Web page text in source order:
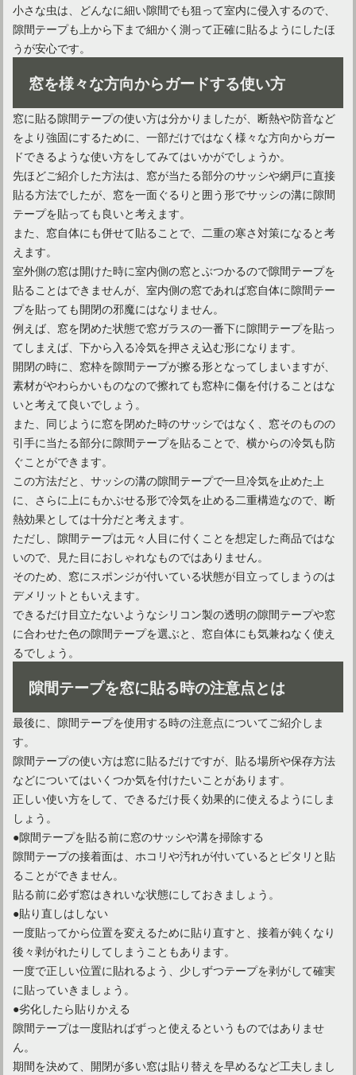
小さな虫は、どんなに細い隙間でも狙って室内に侵入するので、
隙間テープも上から下まで細かく測って正確に貼るようにしたほ
うが安心です。
窓を様々な方向からガードする使い方
窓に貼る隙間テープの使い方は分かりましたが、断熱や防音など
をより強固にするために、一部だけではなく様々な方向からガー
ドできるような使い方をしてみてはいかがでしょうか。
先ほどご紹介した方法は、窓が当たる部分のサッシや網戸に直接
貼る方法でしたが、窓を一面ぐるりと囲う形でサッシの溝に隙間
テープを貼っても良いと考えます。
また、窓自体にも併せて貼ることで、二重の寒さ対策になると考
えます。
室外側の窓は開けた時に室内側の窓とぶつかるので隙間テープを
貼ることはできませんが、室内側の窓であれば窓自体に隙間テー
プを貼っても開閉の邪魔にはなりません。
例えば、窓を閉めた状態で窓ガラスの一番下に隙間テープを貼っ
てしまえば、下から入る冷気を押さえ込む形になります。
開閉の時に、窓枠を隙間テープが擦る形となってしまいますが、
素材がやわらかいものなので擦れても窓枠に傷を付けることはな
いと考えて良いでしょう。
また、同じように窓を閉めた時のサッシではなく、窓そのものの
引手に当たる部分に隙間テープを貼ることで、横からの冷気も防
ぐことができます。
この方法だと、サッシの溝の隙間テープで一旦冷気を止めた上
に、さらに上にもかぶせる形で冷気を止める二重構造なので、断
熱効果としては十分だと考えます。
ただし、隙間テープは元々人目に付くことを想定した商品ではな
いので、見た目におしゃれなものではありません。
そのため、窓にスポンジが付いている状態が目立ってしまうのは
デメリットともいえます。
できるだけ目立たないようなシリコン製の透明の隙間テープや窓
に合わせた色の隙間テープを選ぶと、窓自体にも気兼ねなく使え
るでしょう。
隙間テープを窓に貼る時の注意点とは
最後に、隙間テープを使用する時の注意点についてご紹介しま
す。
隙間テープの使い方は窓に貼るだけですが、貼る場所や保存方法
などについてはいくつか気を付けたいことがあります。
正しい使い方をして、できるだけ長く効果的に使えるようにしま
しょう。
●隙間テープを貼る前に窓のサッシや溝を掃除する
隙間テープの接着面は、ホコリや汚れが付いているとピタリと貼
ることができません。
貼る前に必ず窓はきれいな状態にしておきましょう。
●貼り直しはしない
一度貼ってから位置を変えるために貼り直すと、接着が鈍くなり
後々剥がれたりしてしまうこともあります。
一度で正しい位置に貼れるよう、少しずつテープを剥がして確実
に貼っていきましょう。
●劣化したら貼りかえる
隙間テープは一度貼ればずっと使えるというものではありませ
ん。
期間を決めて、開閉が多い窓は貼り替えを早めるなど工夫しまし